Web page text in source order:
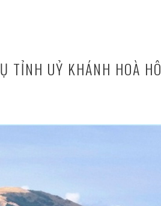
TỈNH UỶ KHÁNH HOÀ